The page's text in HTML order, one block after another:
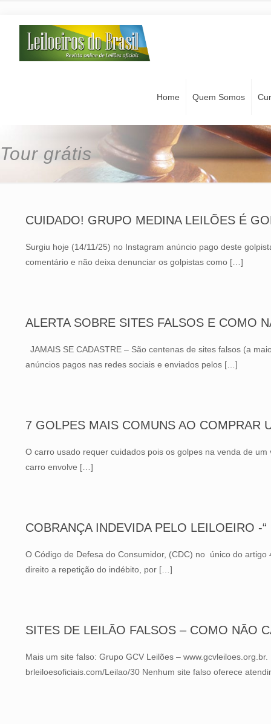
Home Quem Somos
Tour grátis
CUIDADO! GRUPO MEDINA LEILÕES É
Surgiu hoje (14/11/25) no Instagram anúncio pago deste
comentário e não deixa denunciar os golpistas como […]
ALERTA SOBRE SITES FALSOS E COMO
JAMAIS SE CADASTRE – São centenas de sites falsos (a
anúncios pagos nas redes sociais e enviados pelos […]
7 GOLPES MAIS COMUNS AO COMPRAR
O carro usado requer cuidados pois os golpes na venda de
carro envolve […]
COBRANÇA INDEVIDA PELO LEILOEIRO -
O Código de Defesa do Consumidor, (CDC) no único do
direito a repetição do indébito, por […]
SITES DE LEILÃO FALSOS – COMO NÃO
Mais um site falso: Grupo GCV Leilões –
brleiloesoficiais.com/Leilao/30 Nenhum site falso oferece